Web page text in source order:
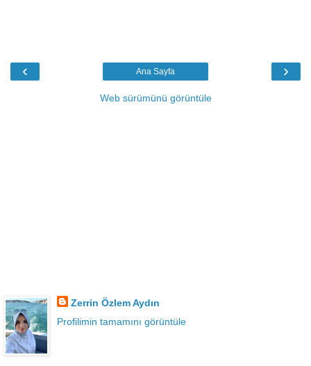
‹ ›
Ana Sayfa
Web sürümünü görüntüle
Zerrin Özlem Aydın
Profilimin tamamını görüntüle